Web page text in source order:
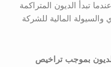
تبدأ الديون المتراكمة
والسيولة المالية للشركة
بموجب تراخيص